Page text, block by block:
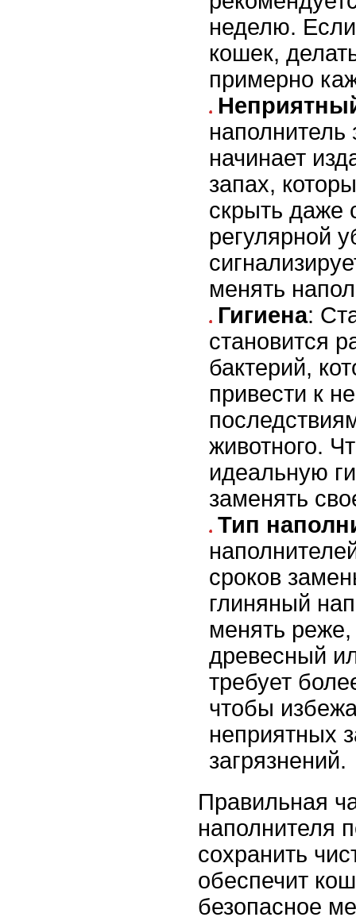
неделю.
кошек,
примерно
наполнитель
начинает
запах,
скрыть
регулярной
менять
Гигиена:
становится
бактерий,
привести к
животного.
идеальную
заменять
Тип
сроков
глиняный
менять
древесный
требует
чтобы
неприятных
загрязнений.
Правильная
наполнителя
сохранить
обеспечит
безопасное